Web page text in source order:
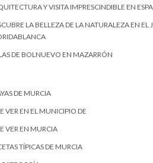
Y VISITA IMPRESCINDIBLE EN
LA BELLEZA DE LA NATURALEZA EN EL
DE BOLNUEVO EN MAZARRÓN
DE MURCIA
VER EN EL MUNICIPIO DE
VER EN MURCIA
TÍPICAS DE MURCIA